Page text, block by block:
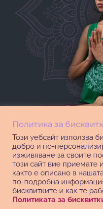
Политика за
Този уебсайт използва
добро и по-
изживяване за своите
този сайт вие приемате
както е описано в
по-подробна
бисквитките и как те
Политиката за